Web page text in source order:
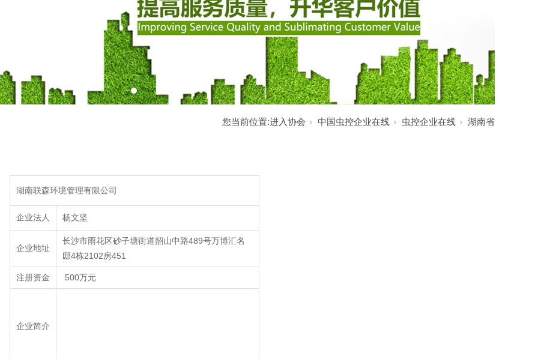
您当前位置:进入协会 中国虫控企业在线 虫控企业在线 湖南省
湖南联森环境管理有限公司
企业法人 杨文坚
企业地址
长沙市雨花区砂子塘街道韶山中路489号万博汇名
邸4栋2102房451
注册资金 500万元
企业简介